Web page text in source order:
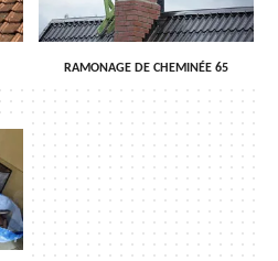
RAMONAGE DE CHEMINÉE 65